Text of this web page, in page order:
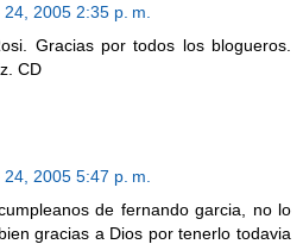
2005 2:35 p. m.
Gracias por todos los blogueros.
CD
2005 5:47 p. m.
de fernando garcia, no lo
gracias a Dios por tenerlo todavia